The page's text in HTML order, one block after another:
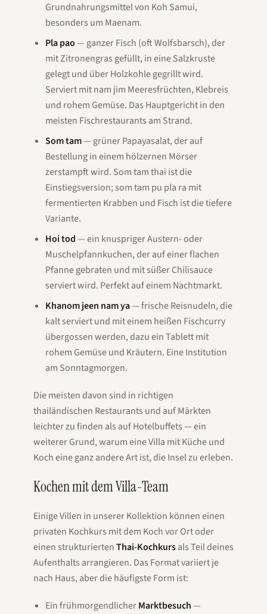
Grundnahrungsmittel von Koh Samui,
besonders um Maenam.
Pla pao— ganzer Fisch (oft Wolfsbarsch), der
mit Zitronengras gefüllt, in eine Salzkruste
gelegt und über Holzkohle gegrillt wird.
Serviert mitnam jim Meeresfrüchten, Klebreis
und rohem Gemüse. Das Hauptgericht in den
meisten Fischrestaurants am Strand.
Som tam— grüner Papayasalat, der auf
Bestellung in einem hölzernen Mörser
zerstampft wird. Som tam thai ist die
Einstiegsversion; som tam pu pla ra mit
fermentierten Krabben und Fisch ist die tiefere
Variante.
Hoi tod— ein knuspriger Austern- oder
Muschelpfannkuchen, der auf einer flachen
Pfanne gebraten und mit süßer Chilisauce
serviert wird. Perfekt auf einem Nachtmarkt.
Khanom jeen nam ya— frische Reisnudeln, die
kalt serviert und mit einem heißen Fischcurry
übergossen werden, dazu ein Tablett mit
rohem Gemüse und Kräutern. Eine Institution
am Sonntagmorgen.
Die meisten davon sind in richtigen
thailändischen Restaurants und auf Märkten
leichter zu finden als auf Hotelbuffets — ein
weiterer Grund, warum eine Villa mit Küche und
Koch eine ganz andere Art ist, die Insel zu erleben.
Kochen mit dem Villa-Team
Einige Villen in unserer Kollektion können einen
privaten Kochkurs mit dem Koch vor Ort oder
einen strukturiertenThai-Kochkursals Teil deines
Aufenthalts arrangieren. Das Format variiert je
nach Haus, aber die häufigste Form ist:
Ein frühmorgendlicherMarktbesuch—